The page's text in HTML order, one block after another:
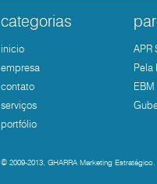
categorias
inicio
empresa
contato
serviços
portfólio
APR
Pela
© 2009-2013, GHARRA Marketing